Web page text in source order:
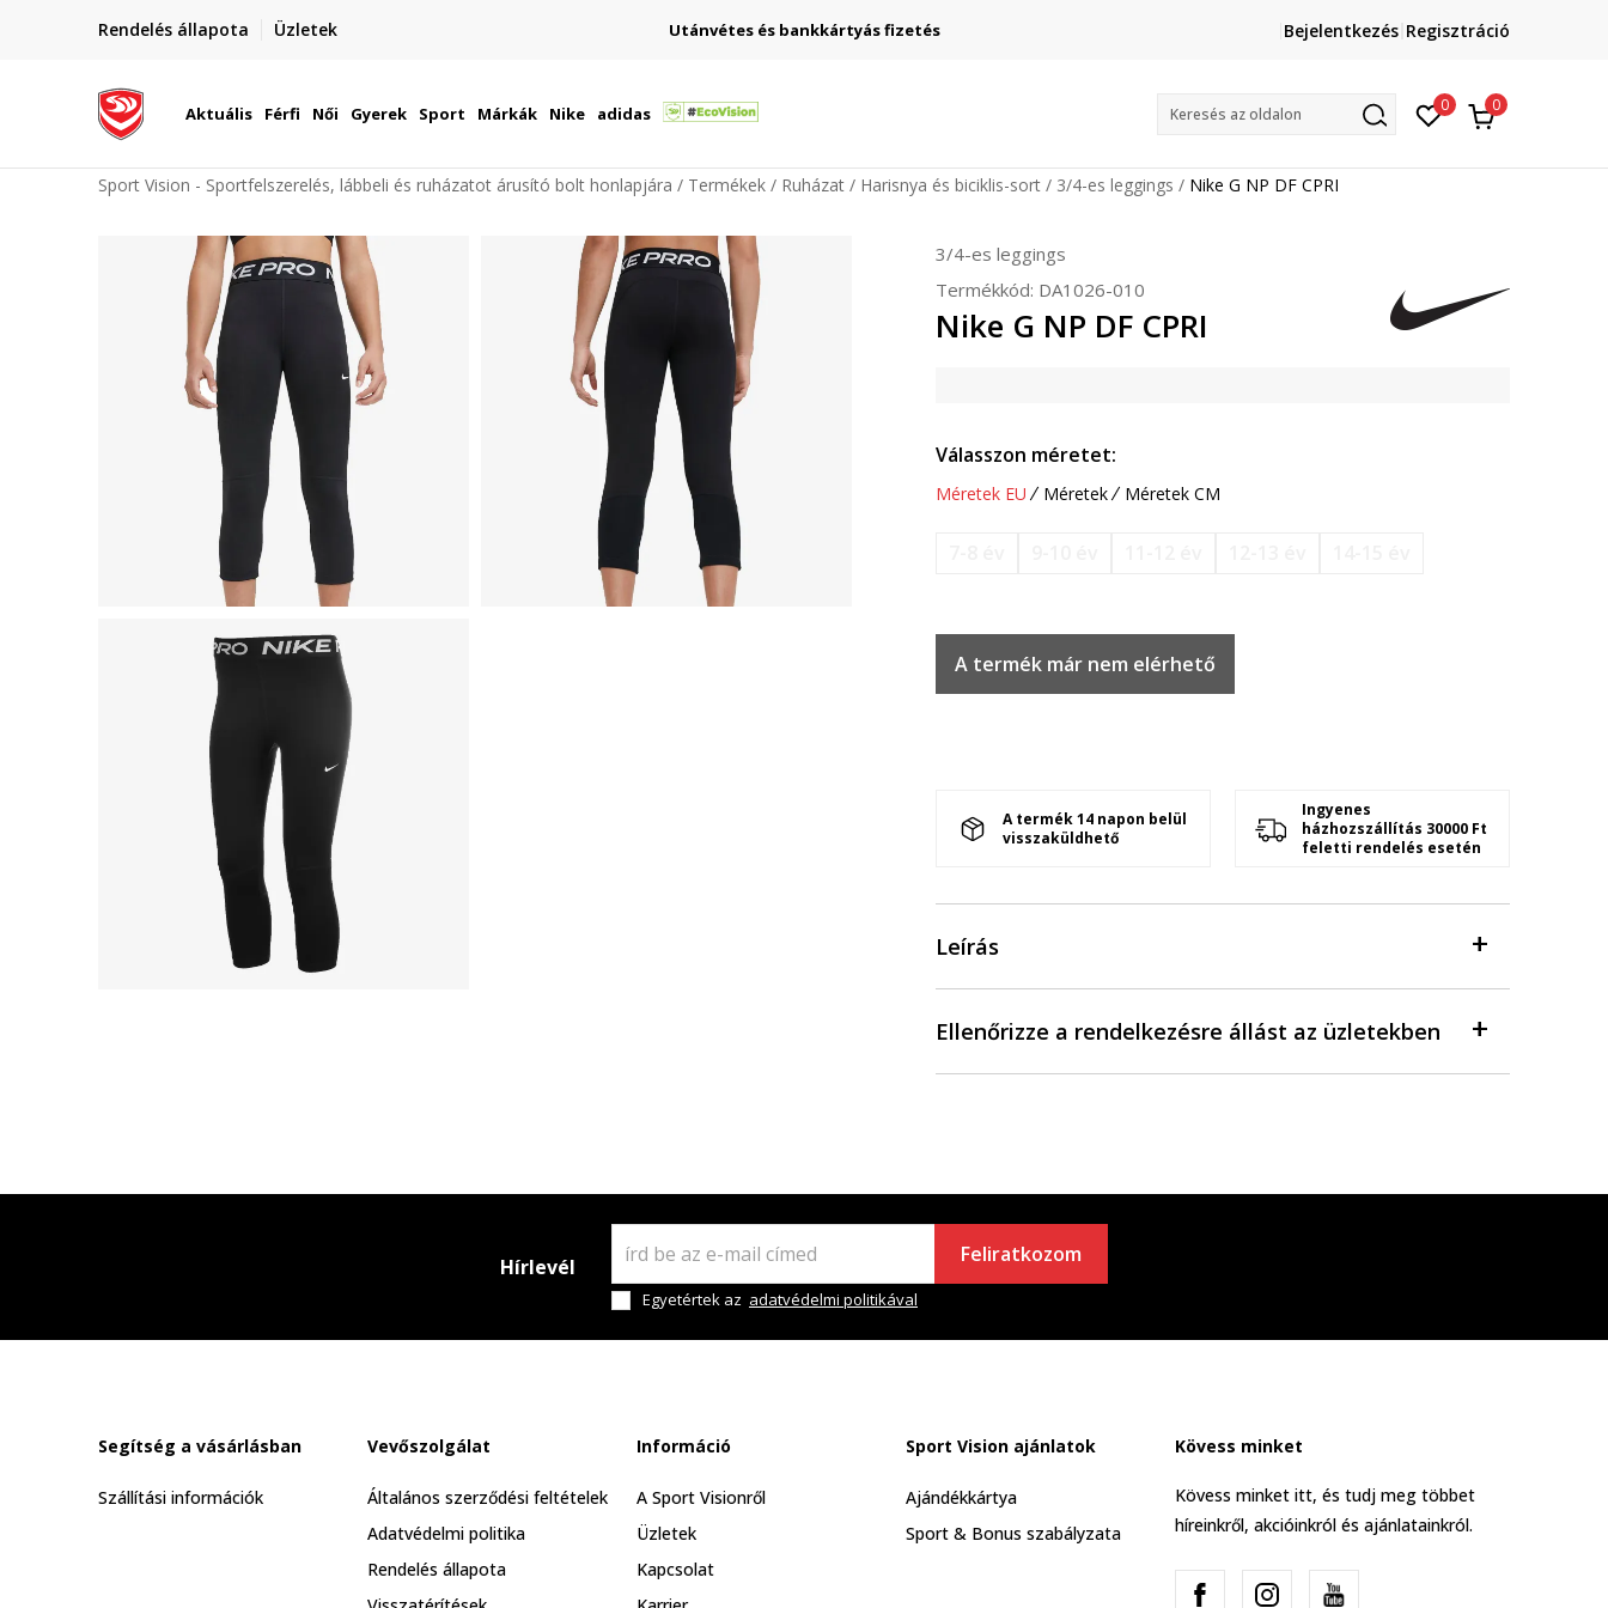
Rendelés állapota Üzletek
Szállítás Magyarország területén Utánvétes és bankkártyás fizetés
Lépj velünk kapcsolatba
online@sport-vision.huBejelentkezés Regisztráció
Aktuális Férfi Női Gyerek Sport Márkák Nike adidas Keresés az oldalon 0 0
Sport Vision - Sportfelszerelés, lábbeli és ruházatot árusító bolt honlapjára Termékek Ruházat Harisnya és biciklis-sort 3/4-es leggings Nike G NP DF CPRI
3/4-es leggings
Termékkód: DA1026-010
Nike G NP DF CPRI
Válasszon méretet:
Méretek EU Méretek Méretek CM
A termék már nem elérhető
A termék 14 napon belül
visszaküldhető
Ingyenes
házhozszállítás 30000 Ft
feletti rendelés esetén
Leírás
Ellenőrizze a rendelkezésre állást az üzletekben
Hírlevél Feliratkozom
Egyetértek az adatvédelmi politikával
Segítség a vásárlásban
Szállítási információk
Vevőszolgálat
Általános szerződési feltételek
Adatvédelmi politika
Rendelés állapota
Információ
A Sport Visionről
Üzletek
Kapcsolat
Sport Vision ajánlatok
Ajándékkártya
Sport & Bonus szabályzata
Kövess minket
Kövess minket itt, és tudj meg többet
híreinkről, akcióinkról és ajánlatainkról.